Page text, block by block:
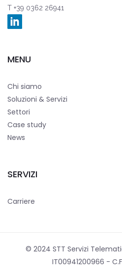
T +39 0362 26941
MENU
Chi siamo
Soluzioni & Servizi
Settori
Case study
News
SERVIZI
Carriere
© 2024 STT Servizi
IT00941200966 -